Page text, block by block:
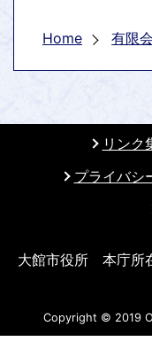
Home 有限
リンク
プライバシ
大館市役所 本庁所
Copyright © 2019